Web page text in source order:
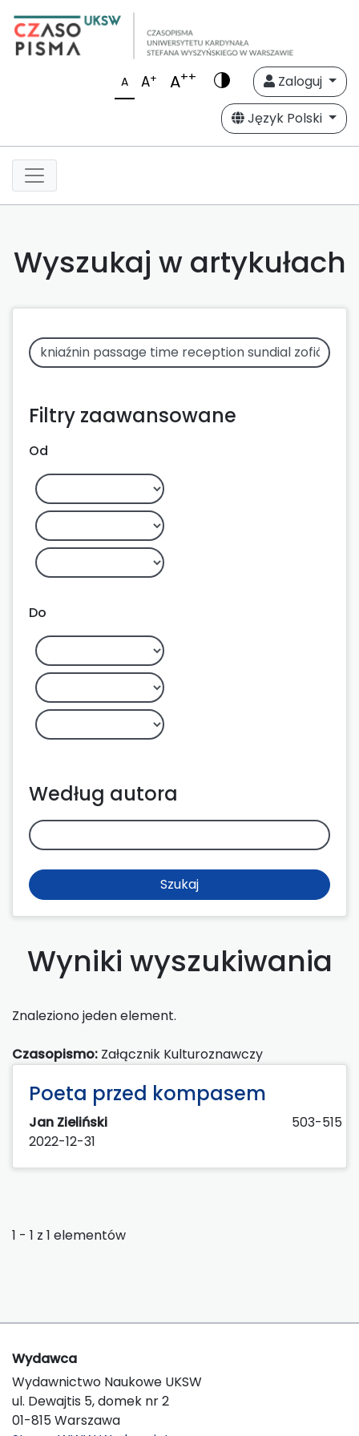
A A+ A++
Zaloguj
Język Polski
Wyszukaj w artykułach
Filtry zaawansowane
Od
Do
Według autora
Szukaj
Wyniki wyszukiwania
Znaleziono jeden element.
Czasopismo: Załącznik Kulturoznawczy
Poeta przed kompasem
Jan Zieliński
503-515
2022-12-31
1 - 1 z 1 elementów
Wydawca
Wydawnictwo Naukowe UKSW
ul. Dewajtis 5, domek nr 2
01-815 Warszawa